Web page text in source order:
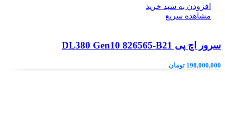
افزودن به سبد خرید
مشاهده سریع
سرور اچ پی DL380 Gen10 826565-B21
198,000,000 تومان